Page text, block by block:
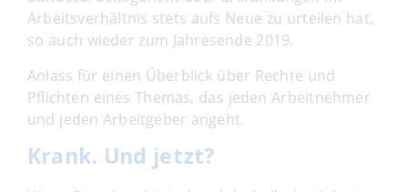
Arbeitsverhältnis stets aufs Neue zu urteilen hat,
so auch wieder zum Jahresende 2019.
Anlass für einen Überblick über Rechte und
Pflichten eines Themas, das jeden Arbeitnehmer
und jeden Arbeitgeber angeht.
Krank. Und jetzt?